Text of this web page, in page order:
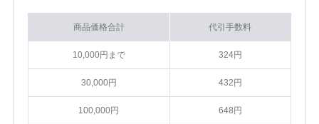
商品価格合計 代引手数料
10,000円まで 324円
30,000円 432円
100,000円 648円